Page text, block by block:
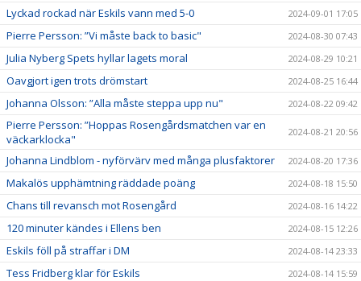
Lyckad rockad när Eskils vann med 5-0 2024-09-01 17:05
Pierre Persson: ”Vi måste back to basic" 2024-08-30 07:43
Julia Nyberg Spets hyllar lagets moral 2024-08-29 10:21
Oavgjort igen trots drömstart 2024-08-25 16:44
Johanna Olsson: ”Alla måste steppa upp nu" 2024-08-22 09:42
Pierre Persson: ”Hoppas Rosengårdsmatchen var en
väckarklocka"
2024-08-21 20:56
Johanna Lindblom - nyförvärv med många plusfaktorer 2024-08-20 17:36
Makalös upphämtning räddade poäng 2024-08-18 15:50
Chans till revansch mot Rosengård 2024-08-16 14:22
120 minuter kändes i Ellens ben 2024-08-15 12:26
Eskils föll på straffar i DM 2024-08-14 23:33
Tess Fridberg klar för Eskils 2024-08-14 15:59